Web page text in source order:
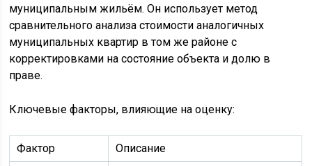
муниципальным жильём. Он использует метод
сравнительного анализа стоимости аналогичных
муниципальных квартир в том же районе с
корректировками на состояние объекта и долю в
праве.
Ключевые факторы, влияющие на оценку:
Фактор
Описание